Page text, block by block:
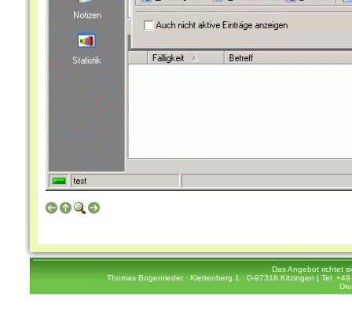
Das Angebot richtet
Thomas Bogenrieder · Klettenberg 1 · D-97318 Kitzingen | Tel.